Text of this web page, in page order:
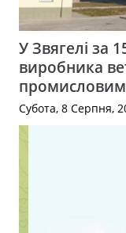
У Звягелі за
виробника
Субота, 8 Серпня,